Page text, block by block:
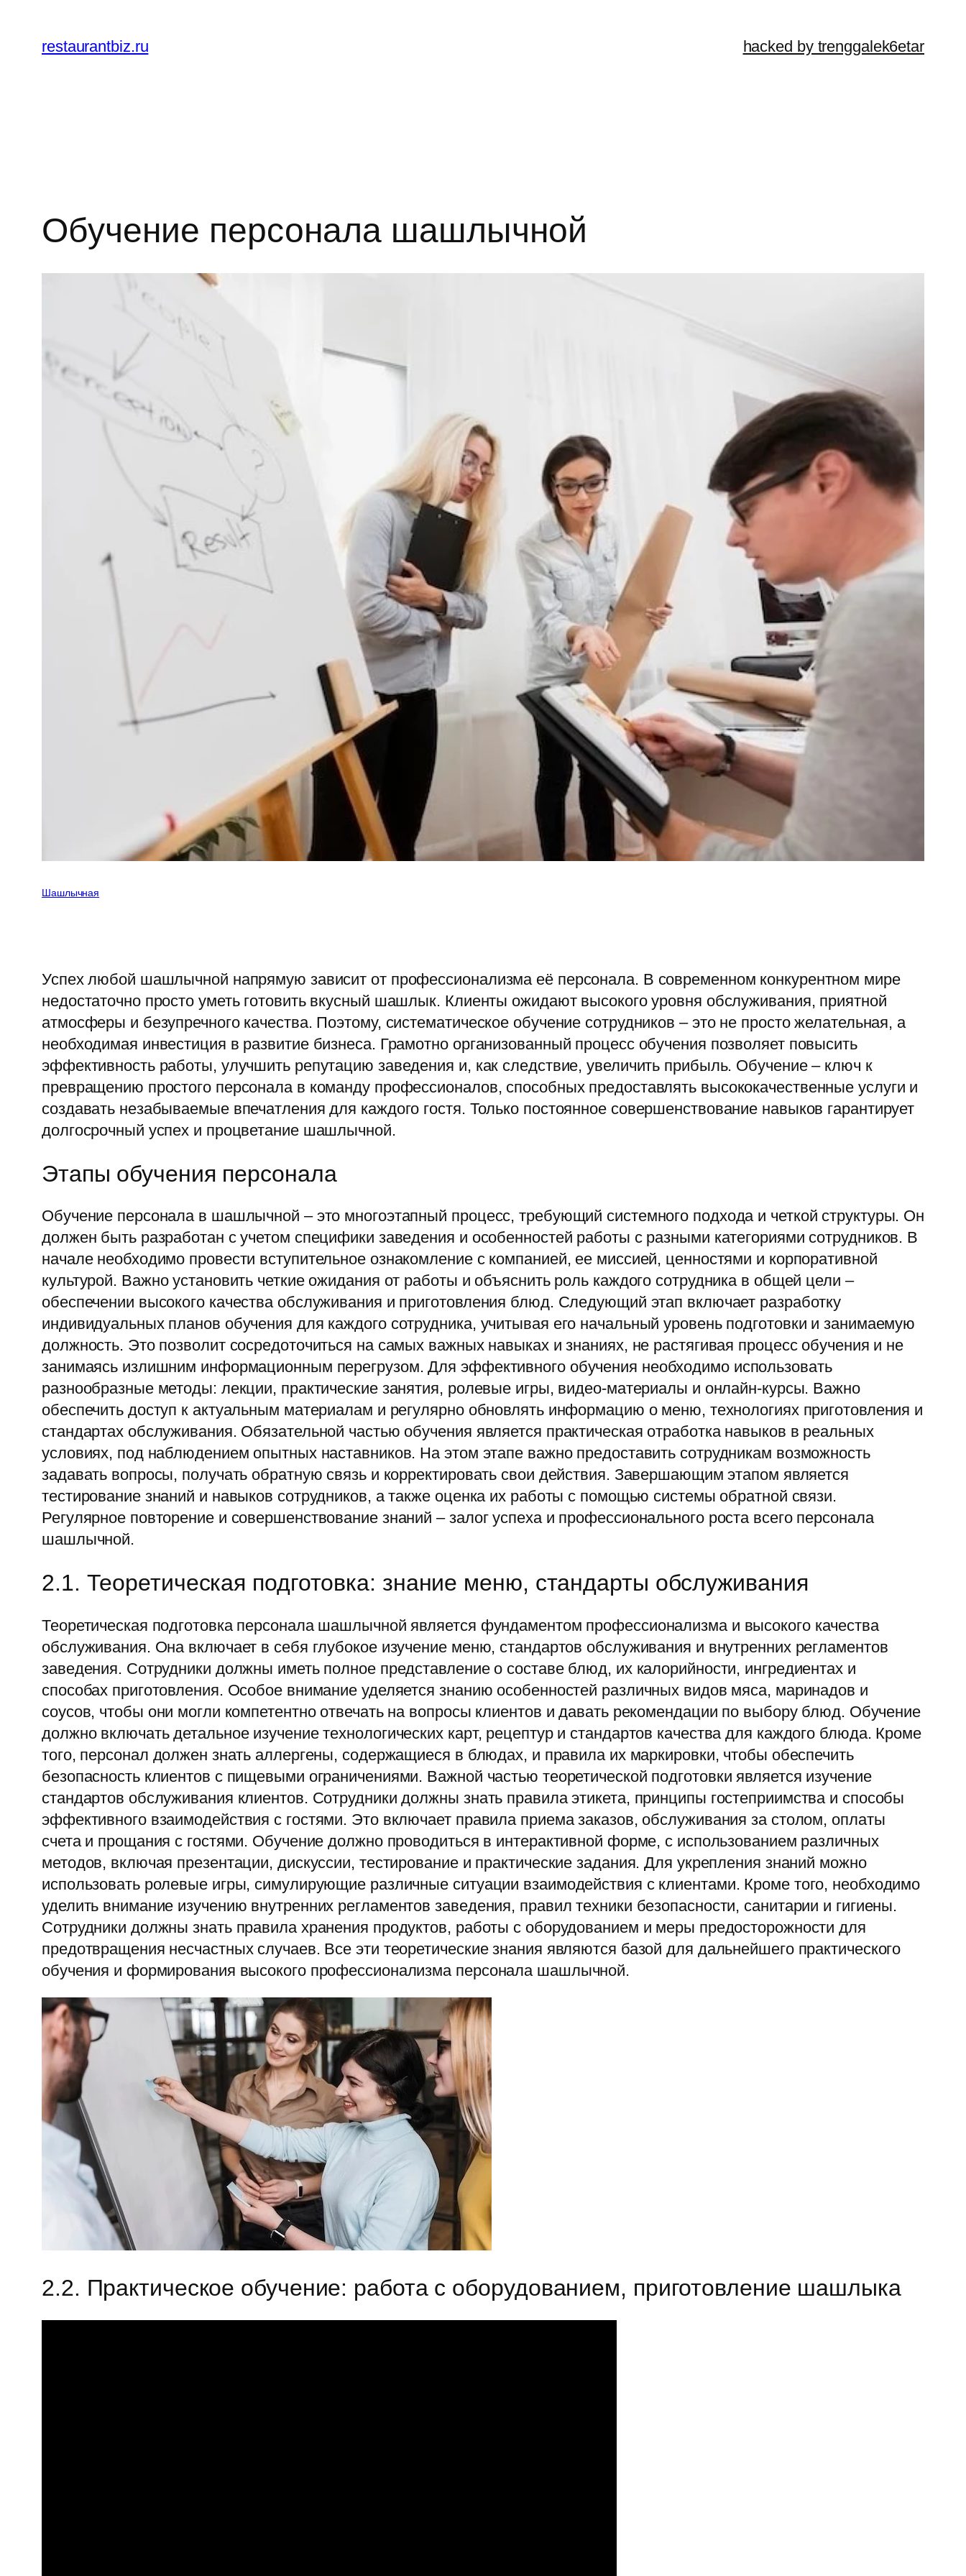
содержимому
restaurantbiz.ru hacked by trenggalek6etar
Обучение персонала шашлычной
Шашлычная
Успех любой шашлычной напрямую зависит от профессионализма её персонала. В современном конкурентном мире
недостаточно просто уметь готовить вкусный шашлык. Клиенты ожидают высокого уровня обслуживания, приятной
атмосферы и безупречного качества. Поэтому, систематическое обучение сотрудников – это не просто желательная, а
необходимая инвестиция в развитие бизнеса. Грамотно организованный процесс обучения позволяет повысить
эффективность работы, улучшить репутацию заведения и, как следствие, увеличить прибыль. Обучение – ключ к
превращению простого персонала в команду профессионалов, способных предоставлять высококачественные услуги и
создавать незабываемые впечатления для каждого гостя. Только постоянное совершенствование навыков гарантирует
долгосрочный успех и процветание шашлычной.
Этапы обучения персонала
Обучение персонала в шашлычной – это многоэтапный процесс, требующий системного подхода и четкой структуры. Он
должен быть разработан с учетом специфики заведения и особенностей работы с разными категориями сотрудников. В
начале необходимо провести вступительное ознакомление с компанией, ее миссией, ценностями и корпоративной
культурой. Важно установить четкие ожидания от работы и объяснить роль каждого сотрудника в общей цели –
обеспечении высокого качества обслуживания и приготовления блюд. Следующий этап включает разработку
индивидуальных планов обучения для каждого сотрудника, учитывая его начальный уровень подготовки и занимаемую
должность. Это позволит сосредоточиться на самых важных навыках и знаниях, не растягивая процесс обучения и не
занимаясь излишним информационным перегрузом. Для эффективного обучения необходимо использовать
разнообразные методы: лекции, практические занятия, ролевые игры, видео-материалы и онлайн-курсы. Важно
обеспечить доступ к актуальным материалам и регулярно обновлять информацию о меню, технологиях приготовления и
стандартах обслуживания. Обязательной частью обучения является практическая отработка навыков в реальных
условиях, под наблюдением опытных наставников. На этом этапе важно предоставить сотрудникам возможность
задавать вопросы, получать обратную связь и корректировать свои действия. Завершающим этапом является
тестирование знаний и навыков сотрудников, а также оценка их работы с помощью системы обратной связи.
Регулярное повторение и совершенствование знаний – залог успеха и профессионального роста всего персонала
шашлычной.
2.1. Теоретическая подготовка: знание меню, стандарты обслуживания
Теоретическая подготовка персонала шашлычной является фундаментом профессионализма и высокого качества
обслуживания. Она включает в себя глубокое изучение меню, стандартов обслуживания и внутренних регламентов
заведения. Сотрудники должны иметь полное представление о составе блюд, их калорийности, ингредиентах и
способах приготовления. Особое внимание уделяется знанию особенностей различных видов мяса, маринадов и
соусов, чтобы они могли компетентно отвечать на вопросы клиентов и давать рекомендации по выбору блюд. Обучение
должно включать детальное изучение технологических карт, рецептур и стандартов качества для каждого блюда. Кроме
того, персонал должен знать аллергены, содержащиеся в блюдах, и правила их маркировки, чтобы обеспечить
безопасность клиентов с пищевыми ограничениями. Важной частью теоретической подготовки является изучение
стандартов обслуживания клиентов. Сотрудники должны знать правила этикета, принципы гостеприимства и способы
эффективного взаимодействия с гостями. Это включает правила приема заказов, обслуживания за столом, оплаты
счета и прощания с гостями. Обучение должно проводиться в интерактивной форме, с использованием различных
методов, включая презентации, дискуссии, тестирование и практические задания. Для укрепления знаний можно
использовать ролевые игры, симулирующие различные ситуации взаимодействия с клиентами. Кроме того, необходимо
уделить внимание изучению внутренних регламентов заведения, правил техники безопасности, санитарии и гигиены.
Сотрудники должны знать правила хранения продуктов, работы с оборудованием и меры предосторожности для
предотвращения несчастных случаев. Все эти теоретические знания являются базой для дальнейшего практического
обучения и формирования высокого профессионализма персонала шашлычной.
2.2. Практическое обучение: работа с оборудованием, приготовление шашлыка